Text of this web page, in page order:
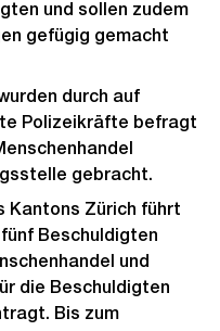
und sollen zudem
gefügig gemacht
durch auf
Polizeikräfte befragt
gebracht.
Kantons Zürich führt
Beschuldigten
und
die Beschuldigten
Bis zum